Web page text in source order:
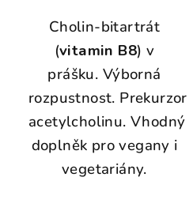
Cholin-bitartrát
(vitamin B8) v
prášku. Výborná
rozpustnost. Prekurzor
acetylcholinu. Vhodný
doplněk pro vegany i
vegetariány.